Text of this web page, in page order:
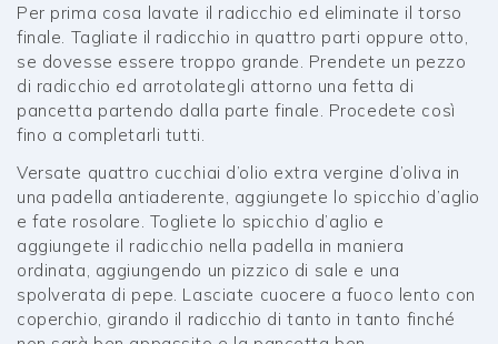
Per prima cosa lavate il radicchio ed eliminate il torso
finale. Tagliate il radicchio in quattro parti oppure otto,
se dovesse essere troppo grande. Prendete un pezzo
di radicchio ed arrotolategli attorno una fetta di
pancetta partendo dalla parte finale. Procedete così
fino a completarli tutti.
Versate quattro cucchiai d’olio extra vergine d’oliva in
una padella antiaderente, aggiungete lo spicchio d’aglio
e fate rosolare. Togliete lo spicchio d’aglio e
aggiungete il radicchio nella padella in maniera
ordinata, aggiungendo un pizzico di sale e una
spolverata di pepe. Lasciate cuocere a fuoco lento con
coperchio, girando il radicchio di tanto in tanto finché